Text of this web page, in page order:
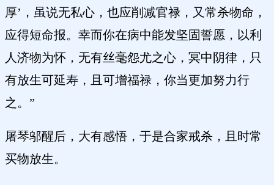
厚’，虽说无私心，也应削减官禄，又常杀物命，
应得短命报。幸而你在病中能发坚固誓愿，以利
人济物为怀，无有丝毫怨尤之心，冥中阴律，只
有放生可延寿，且可增福禄，你当更加努力行
之。”
屠琴邬醒后，大有感悟，于是合家戒杀，且时常
买物放生。